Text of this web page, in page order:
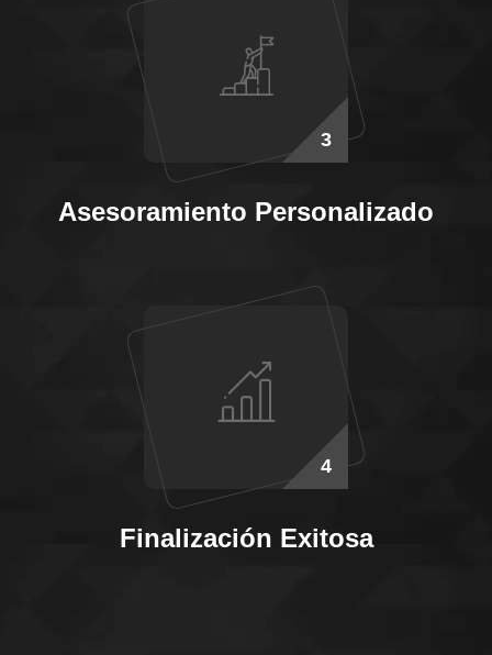
3
Asesoramiento Personalizado
4
Finalización Exitosa